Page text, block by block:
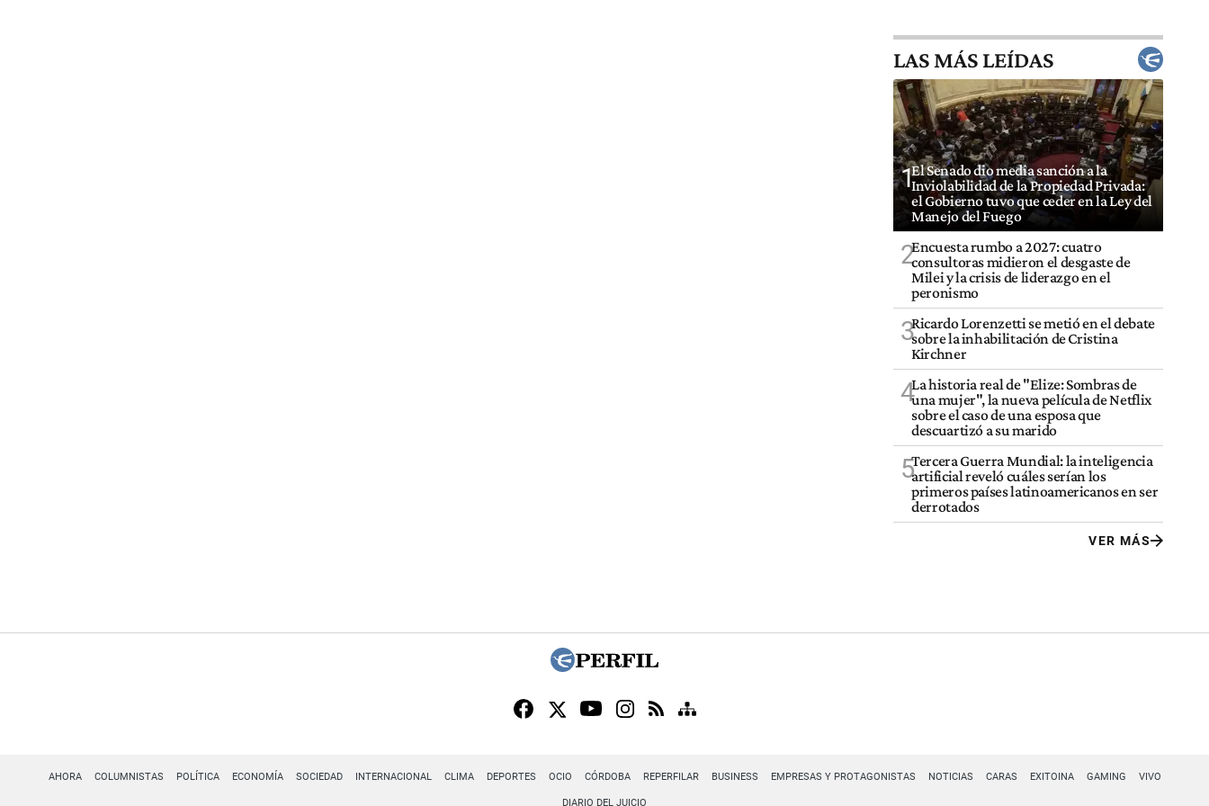
LAS MÁS LEÍDAS
1El Senado dio media sanción a la
Inviolabilidad de la Propiedad Privada:
el Gobierno tuvo que ceder en la Ley del
Manejo del Fuego
2Encuesta rumbo a 2027: cuatro
consultoras midieron el desgaste de
Milei y la crisis de liderazgo en el
peronismo
3Ricardo Lorenzetti se metió en el debate
sobre la inhabilitación de Cristina
Kirchner
4La historia real de "Elize: Sombras de
una mujer", la nueva película de Netflix
sobre el caso de una esposa que
descuartizó a su marido
5Tercera Guerra Mundial: la inteligencia
artificial reveló cuáles serían los
primeros países latinoamericanos en ser
derrotados
VER MÁS
AHORA COLUMNISTAS POLÍTICA ECONOMÍA SOCIEDAD INTERNACIONAL CLIMA DEPORTES OCIO CÓRDOBA REPERFILAR BUSINESS EMPRESAS Y PROTAGONISTAS NOTICIAS CARAS EXITOINA GAMING VIVO
DIARIO DEL JUICIO